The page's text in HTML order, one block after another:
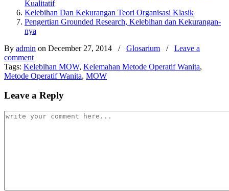
Kualitatif
Kelebihan Dan Kekurangan Teori Organisasi Klasik
Pengertian Grounded Research, Kelebihan dan Kekurangan-
nya
By admin on December 27, 2014 / Glosarium / Leave a
comment
Tags: Kelebihan MOW, Kelemahan Metode Operatif Wanita,
Metode Operatif Wanita, MOW
Leave a Reply